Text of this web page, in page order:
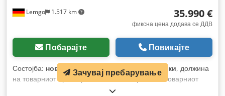
Lemgo 1.517 km 35.990 €
фиксна цена додава се ДДВ
Побарајте Повикајте
Состојба: ново , конфигурација на оските: 2 оски, должина
на товарниот простор:66.000 мм, ширина на товарниот
, суспензија:
Зачувај пребарување